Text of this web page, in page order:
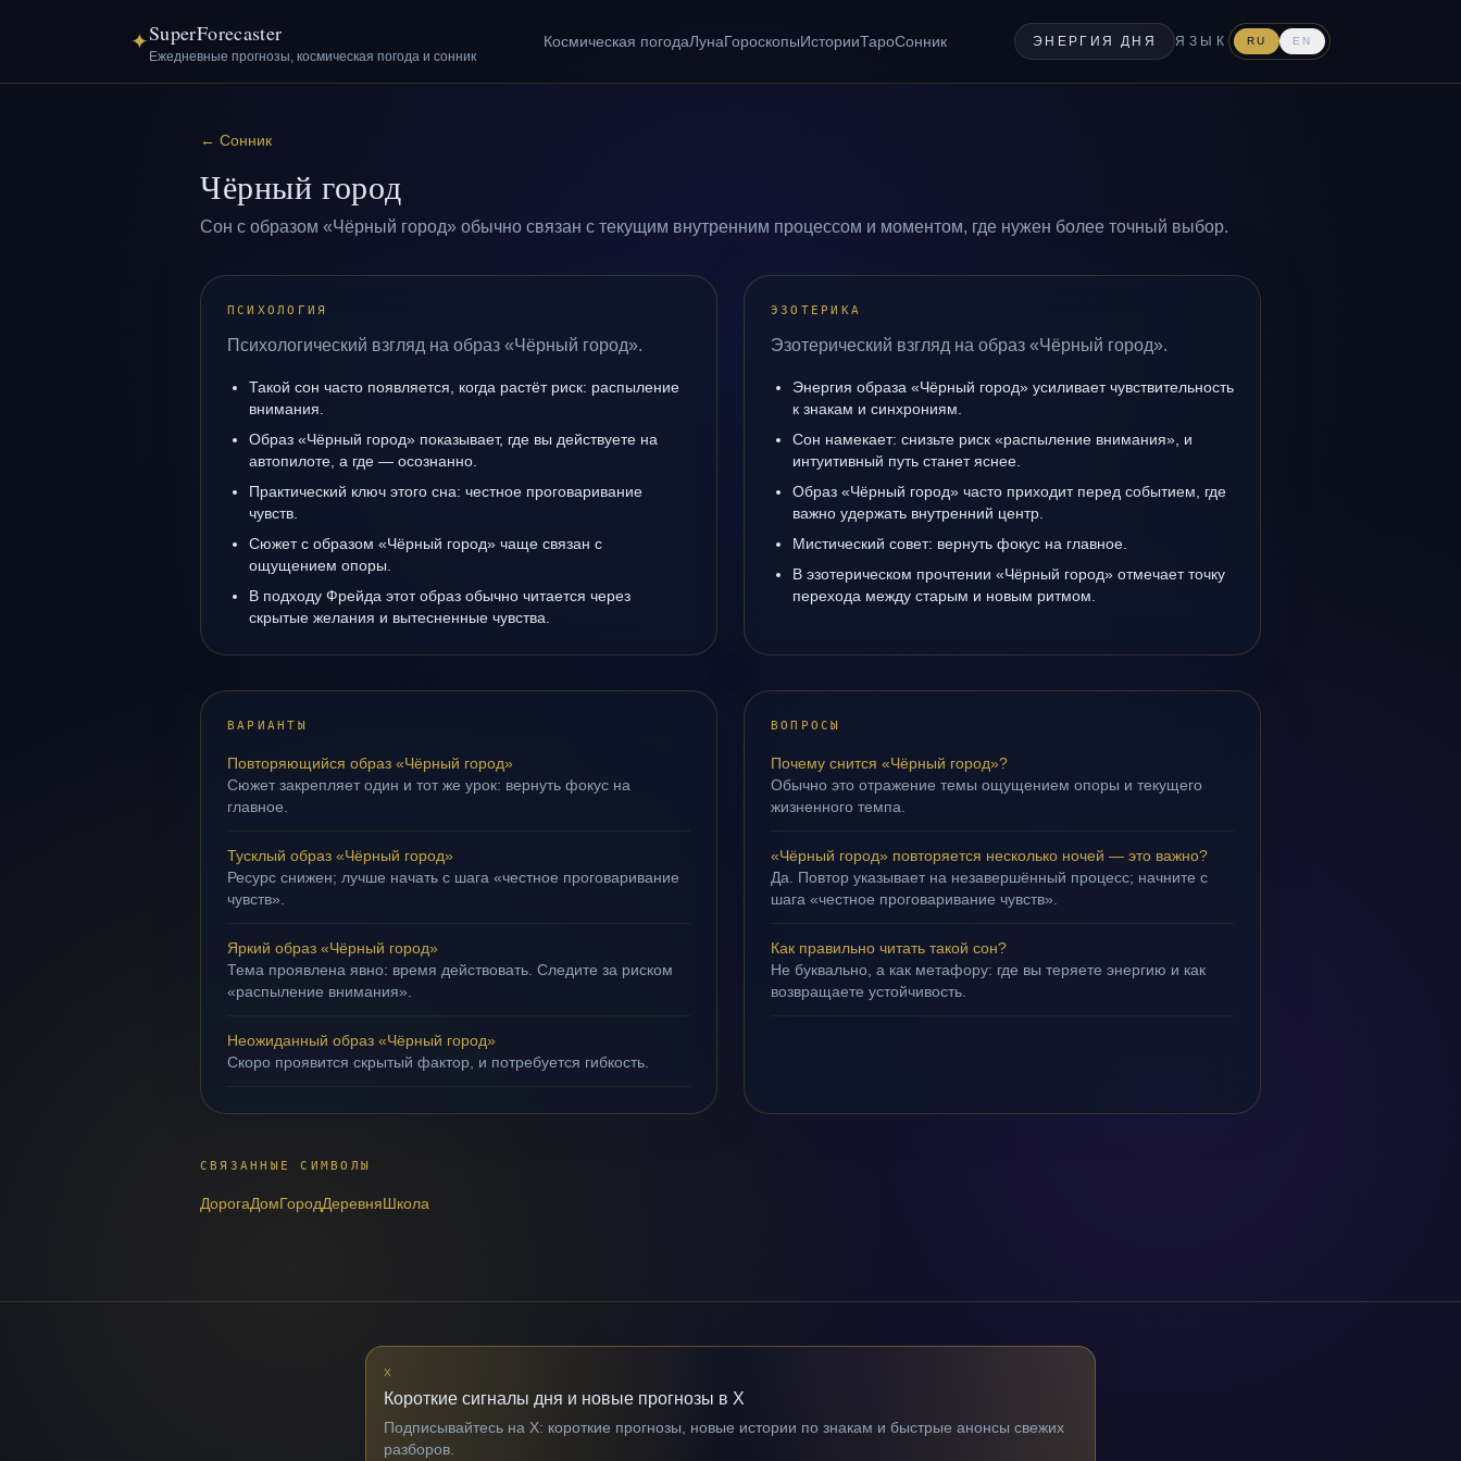
✦SuperForecaster
Ежедневные прогнозы, космическая погода и сонник
Космическая погодаЛунаГороскопыИсторииТароСонник ЭНЕРГИЯ ДНЯ ЯЗЫК RU EN
← Сонник
Чёрный город
Сон с образом «Чёрный город» обычно связан с текущим внутренним процессом и моментом, где нужен более точный выбор.
ПСИХОЛОГИЯ
Психологический взгляд на образ «Чёрный город».
Такой сон часто появляется, когда растёт риск: распыление
внимания.
Образ «Чёрный город» показывает, где вы действуете на
автопилоте, а где — осознанно.
Практический ключ этого сна: честное проговаривание
чувств.
Сюжет с образом «Чёрный город» чаще связан с
ощущением опоры.
В подходу Фрейда этот образ обычно читается через
скрытые желания и вытесненные чувства.
ЭЗОТЕРИКА
Эзотерический взгляд на образ «Чёрный город».
Энергия образа «Чёрный город» усиливает чувствительность
к знакам и синхрониям.
Сон намекает: снизьте риск «распыление внимания», и
интуитивный путь станет яснее.
Образ «Чёрный город» часто приходит перед событием, где
важно удержать внутренний центр.
Мистический совет: вернуть фокус на главное.
В эзотерическом прочтении «Чёрный город» отмечает точку
перехода между старым и новым ритмом.
ВАРИАНТЫ
Повторяющийся образ «Чёрный город»
Сюжет закрепляет один и тот же урок: вернуть фокус на
главное.
Тусклый образ «Чёрный город»
Ресурс снижен; лучше начать с шага «честное проговаривание
чувств».
Яркий образ «Чёрный город»
Тема проявлена явно: время действовать. Следите за риском
«распыление внимания».
Неожиданный образ «Чёрный город»
Скоро проявится скрытый фактор, и потребуется гибкость.
ВОПРОСЫ
Почему снится «Чёрный город»?
Обычно это отражение темы ощущением опоры и текущего
жизненного темпа.
«Чёрный город» повторяется несколько ночей — это важно?
Да. Повтор указывает на незавершённый процесс; начните с
шага «честное проговаривание чувств».
Как правильно читать такой сон?
Не буквально, а как метафору: где вы теряете энергию и как
возвращаете устойчивость.
СВЯЗАННЫЕ СИМВОЛЫ
ДорогаДомГородДеревняШкола
X
Короткие сигналы дня и новые прогнозы в X
Подписывайтесь на X: короткие прогнозы, новые истории по знакам и быстрые анонсы свежих
разборов.